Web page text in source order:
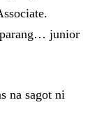
parang… junior
na sagot ni